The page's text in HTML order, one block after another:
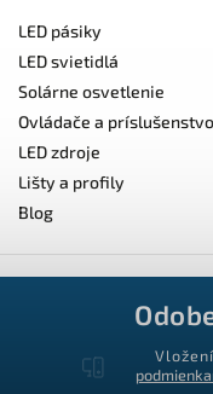
LED pásiky
LED svietidlá
Solárne osvetlenie
Ovládače a príslušenstvo
LED zdroje
Lišty a profily
Blog